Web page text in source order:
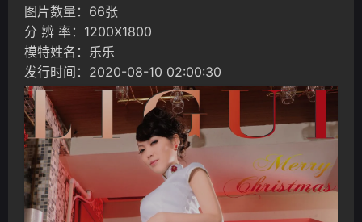
图片数量：66张
分 辨 率：1200X1800
模特姓名：乐乐
发行时间：2020-08-10 02:00:30